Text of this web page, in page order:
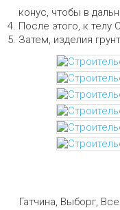
конус, чтобы в
После этого, к телу
Затем, изделия
Гатчина, Выборг,